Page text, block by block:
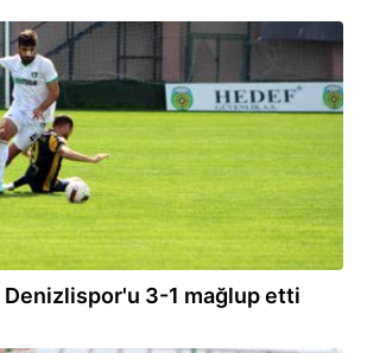
Denizlispor'u 3-1 mağlup etti